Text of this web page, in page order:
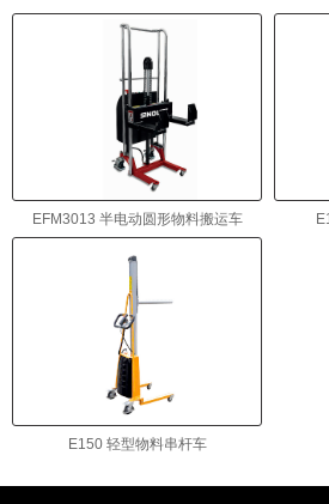
EFM3013 半电动圆形物料搬运车
E150 轻型物料串杆车